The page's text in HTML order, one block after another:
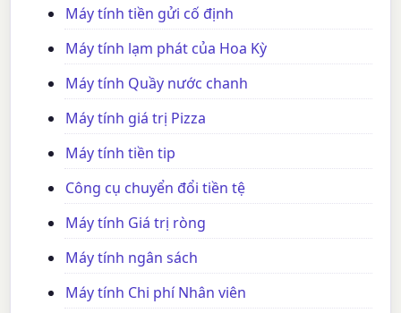
Máy tính tiền gửi cố định
Máy tính lạm phát của Hoa Kỳ
Máy tính Quầy nước chanh
Máy tính giá trị Pizza
Máy tính tiền tip
Công cụ chuyển đổi tiền tệ
Máy tính Giá trị ròng
Máy tính ngân sách
Máy tính Chi phí Nhân viên